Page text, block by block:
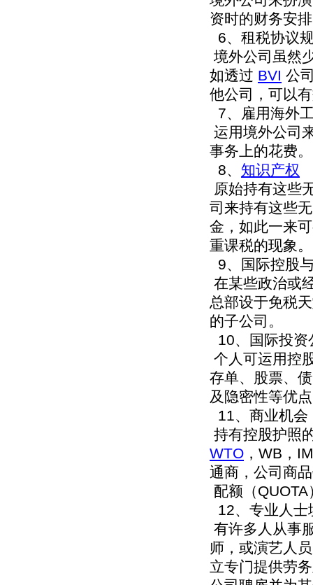
资时的财务安
6、租税协议
境外公司虽然
如透过 BVI 公
他公司，可以
7、雇用海外
运用境外公司
事务上的花费
8、 知识产权
原始持有这些
司来持有这些
金，如此一来
重课税的现象。
9、国际控股
在某些政治或
总部设于免税
的子公司。
10、国际投资
个人可运用控
存单、股票、
及隐密性等优
11、商业机会
持有控股护照
WTO ，WB，
通商，公司商
配额（
12、专业人士
有许多人从事
师，或演艺人
立专门提供劳